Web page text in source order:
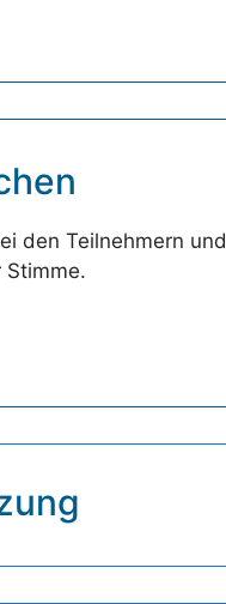
den Teilnehmern und